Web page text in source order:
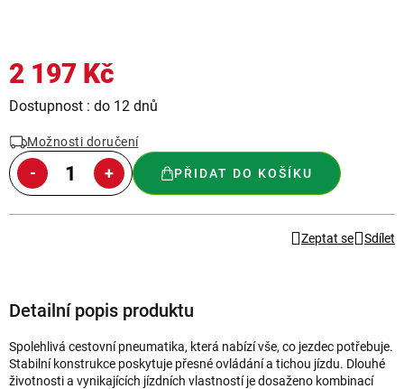
2 197 Kč
Měrná
Dostupnost : do 12 dnů
Možnosti doručení
PŘIDAT DO KOŠÍKU
Zeptat se Sdílet
Detailní popis produktu
Spolehlivá cestovní pneumatika, která nabízí vše, co jezdec potřebuje.
Stabilní konstrukce poskytuje přesné ovládání a tichou jízdu. Dlouhé
životnosti a vynikajících jízdních vlastností je dosaženo kombinací